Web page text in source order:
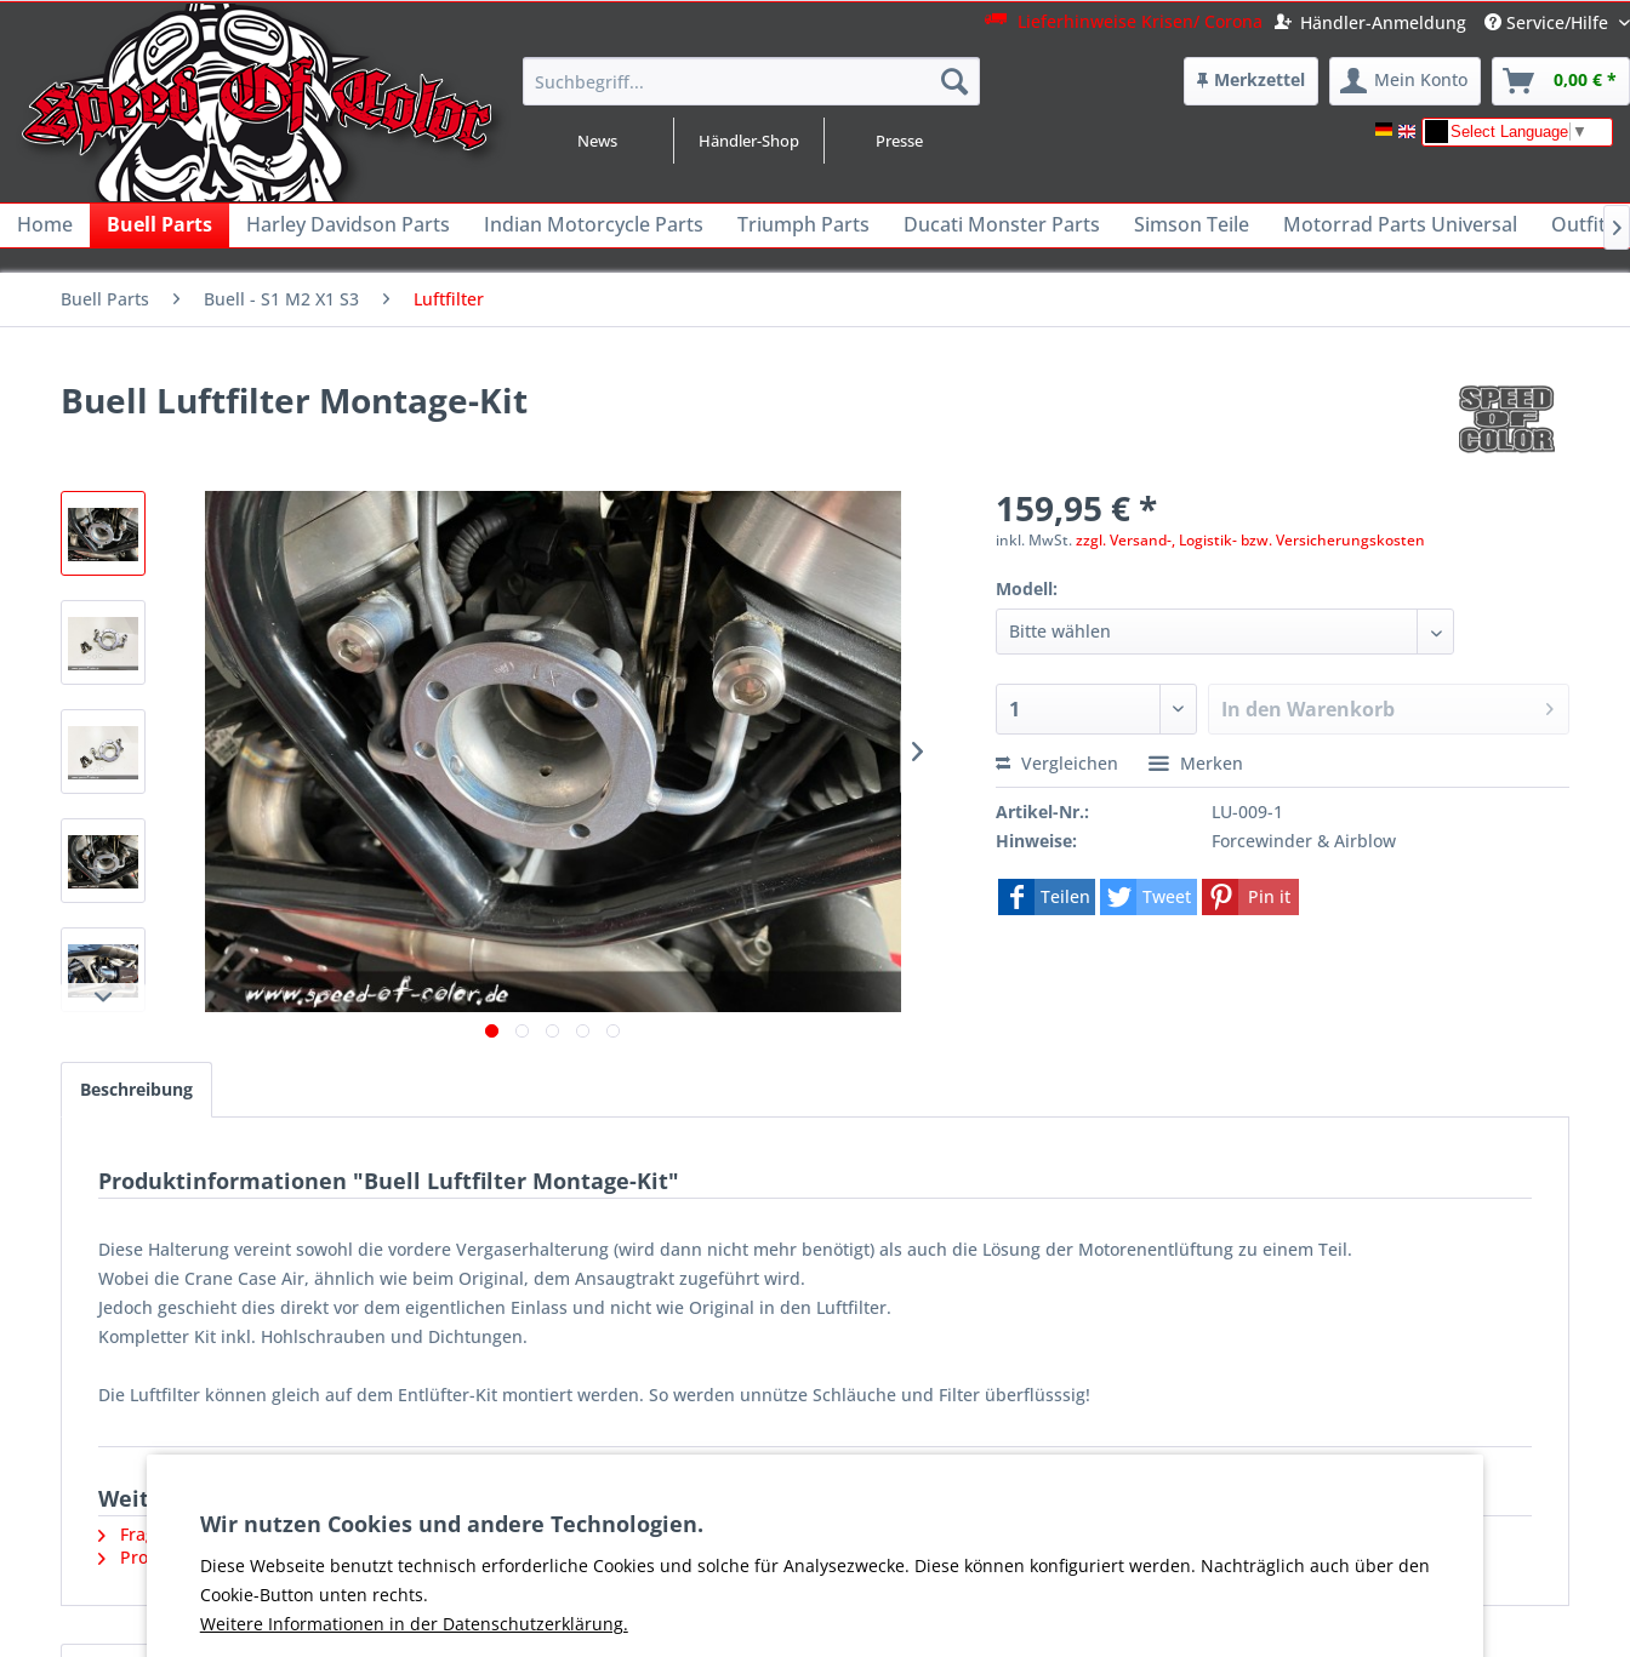
Lieferhinweise Krisen/ Corona Händler-Anmeldung Service/Hilfe
News Händler-Shop Presse
Merkzettel Mein Konto 0,00 € *
Select Language ▼
Home Buell Parts Harley Davidson Parts Indian Motorcycle Parts Triumph Parts Ducati Monster Parts Simson Teile Motorrad Parts Universal Outfits -

Buell Parts Buell - S1 M2 X1 S3 Luftfilter
Buell Luftfilter Montage-Kit
159,95 € *
inkl. MwSt.zzgl. Versand-, Logistik- bzw. Versicherungskosten
Modell:
In den Warenkorb
Vergleichen Merken
Artikel-Nr.:
LU-009-1
Hinweise:
Forcewinder & Airblow
Teilen Tweet Pin it
Beschreibung
Produktinformationen "Buell Luftfilter Montage-Kit"
Diese Halterung vereint sowohl die vordere Vergaserhalterung (wird dann nicht mehr benötigt) als auch die Lösung der Motorenentlüftung zu einem Teil.
Wobei die Crane Case Air, ähnlich wie beim Original, dem Ansaugtrakt zugeführt wird.
Jedoch geschieht dies direkt vor dem eigentlichen Einlass und nicht wie Original in den Luftfilter.
Kompletter Kit inkl. Hohlschrauben und Dichtungen.
Die Luftfilter können gleich auf dem Entlüfter-Kit montiert werden. So werden unnütze Schläuche und Filter überflüsssig!
Weiterführende Links zu "Buell Luftfilter Montage-Kit"
Fragen zum Artikel?
Produktsicherheit und weitere Artikel vom Hersteller SOC SPEED OF COLOR
Wir nutzen Cookies und andere Technologien.
Diese Webseite benutzt technisch erforderliche Cookies und solche für Analysezwecke. Diese können konfiguriert werden. Nachträglich auch über den
Cookie-Button unten rechts.
Weitere Informationen in der Datenschutzerklärung.